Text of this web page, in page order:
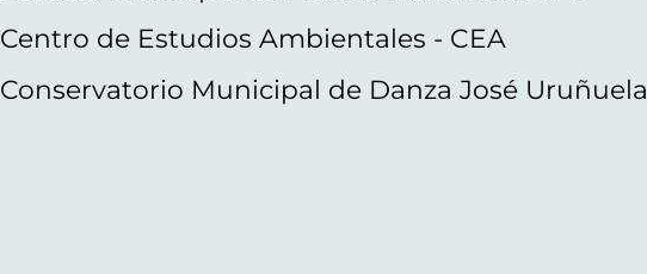
Centro de Estudios Ambientales - CEA
Conservatorio Municipal de Danza José Uruñuela